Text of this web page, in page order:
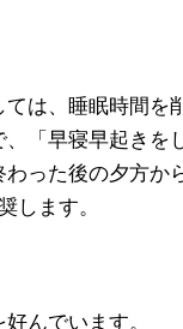
ては、睡眠時間を
「早寝早起きを
わった後の夕方か
します。
んでいます。